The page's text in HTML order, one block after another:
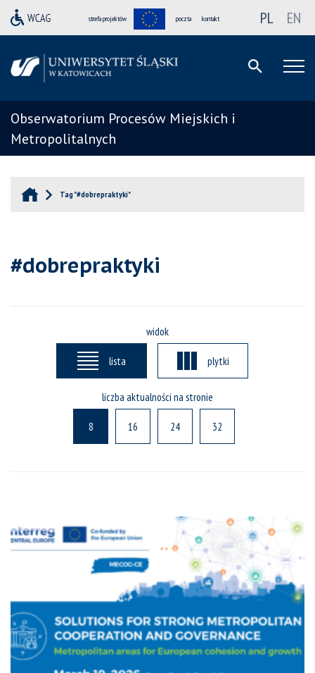
strefa projektów poczta kontakt PL EN
Obserwatorium Procesów Miejskich i
Metropolitalnych
Tag "#dobrepraktyki"
#dobrepraktyki
widok
lista plytki
liczba aktualności na stronie
8 16 24 32